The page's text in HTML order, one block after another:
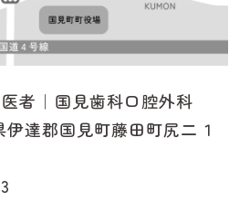
者｜国見歯科口腔外科
伊達郡国見町藤田町尻二１